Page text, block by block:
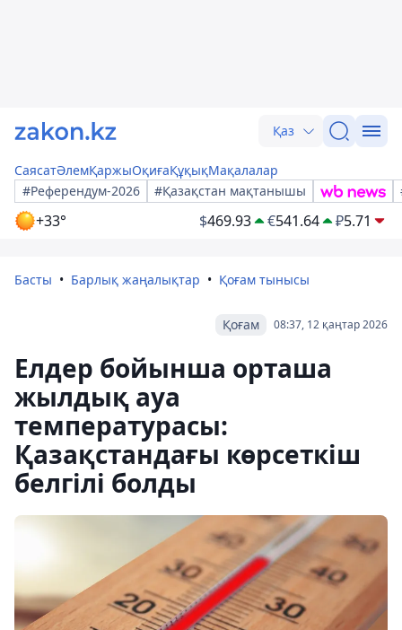
Қаз
СаясатӘлемҚаржыОқиғаҚұқықМақалалар
#Референдум-2026
#Қазақстан мақтанышы
+33° $469.93 €541.64 ₽5.71
Басты Барлық жаңалықтар Қоғам тынысы
08:37, 12 қаңтар 2026
Қоғам
Елдер бойынша орташа
жылдық ауа
температурасы:
Қазақстандағы көрсеткіш
белгілі болды